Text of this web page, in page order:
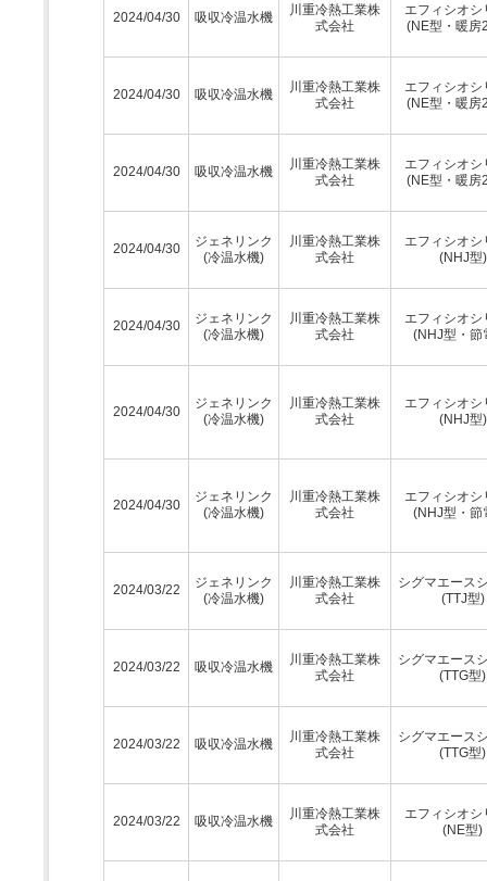
2024/04/30 吸収冷温水機
川重冷熱工業株
式会社
エフィシオシ
(NE型・暖房
2024/04/30 吸収冷温水機
川重冷熱工業株
式会社
エフィシオシ
(NE型・暖房
2024/04/30 吸収冷温水機
川重冷熱工業株
式会社
エフィシオシ
(NE型・暖房
2024/04/30
ジェネリンク
(冷温水機)
川重冷熱工業株
式会社
エフィシオシ
(NHJ型)
2024/04/30
ジェネリンク
(冷温水機)
川重冷熱工業株
式会社
エフィシオシ
(NHJ型・節
2024/04/30
ジェネリンク
(冷温水機)
川重冷熱工業株
式会社
エフィシオシ
(NHJ型)
2024/04/30
ジェネリンク
(冷温水機)
川重冷熱工業株
式会社
エフィシオシ
(NHJ型・節
2024/03/22
ジェネリンク
(冷温水機)
川重冷熱工業株
式会社
シグマエース
(TTJ型)
2024/03/22 吸収冷温水機
川重冷熱工業株
式会社
シグマエース
(TTG型)
2024/03/22 吸収冷温水機
川重冷熱工業株
式会社
シグマエース
(TTG型)
2024/03/22 吸収冷温水機
川重冷熱工業株
式会社
エフィシオシ
(NE型)